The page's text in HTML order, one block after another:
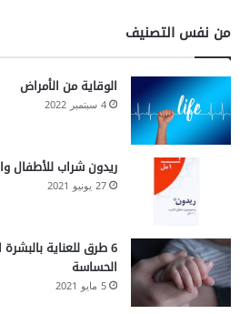
من نفس التصنيف
الوقاية من الأمراض
4 سبتمبر 2022
ريدون شراب للأطفال
27 يونيو 2021
6 طرق للعناية
الحساسة
5 مايو 2021